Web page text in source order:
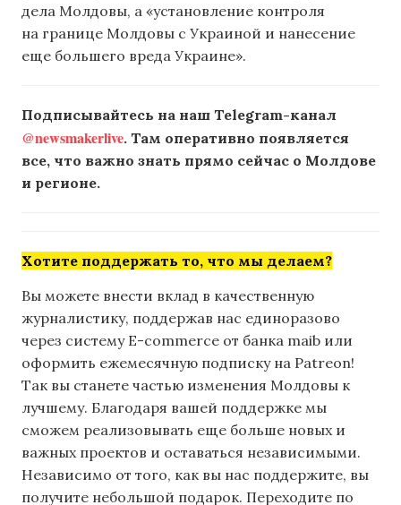
дела Молдовы, а «установление контроля
на границе Молдовы с Украиной и нанесение
еще большего вреда Украине».
Подписывайтесь на наш Telegram-канал
@newsmakerlive. Там оперативно появляется
все, что важно знать прямо сейчас о Молдове
и регионе.
Хотите поддержать то, что мы делаем?
Вы можете внести вклад в качественную
журналистику, поддержав нас единоразово
через систему E-commerce от банка maib или
оформить ежемесячную подписку на Patreon!
Так вы станете частью изменения Молдовы к
лучшему. Благодаря вашей поддержке мы
сможем реализовывать еще больше новых и
важных проектов и оставаться независимыми.
Независимо от того, как вы нас поддержите, вы
получите небольшой подарок. Переходите по